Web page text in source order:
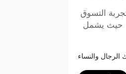
التسوق
خصم إضافي 15%، حيث يشمل
الرجال والنساء